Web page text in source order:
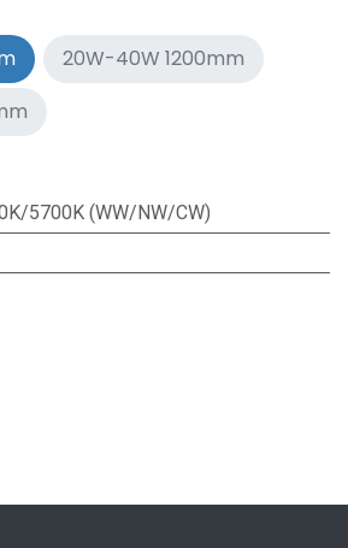
20W-40W 1200mm
5700K (WW/NW/CW)